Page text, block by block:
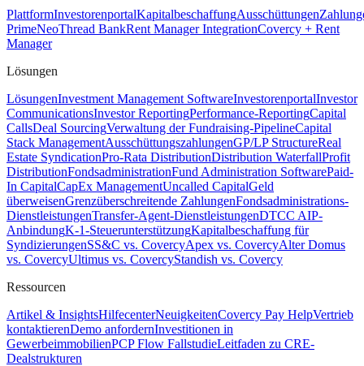
PlattformInvestorenportalKapitalbeschaffungAusschüttungen
PrimeNeoThread BankRent Manager IntegrationCovercy + Rent
Manager
Lösungen
LösungenInvestment Management SoftwareInvestorenportalInvestor
CommunicationsInvestor ReportingPerformance-ReportingCapital
CallsDeal SourcingVerwaltung der Fundraising-PipelineCapital
Stack ManagementAusschüttungszahlungenGP/LP StructureReal
Estate SyndicationPro-Rata DistributionDistribution WaterfallProfit
DistributionFondsadministrationFund Administration SoftwarePaid-
In CapitalCapEx ManagementUncalled CapitalGeld
überweisenGrenzüberschreitende ZahlungenFondsadministrations-
DienstleistungenTransfer-Agent-DienstleistungenDTCC AIP-
AnbindungK-1-SteuerunterstützungKapitalbeschaffung für
SyndizierungenSS&C vs. CovercyApex vs. CovercyAlter Domus
vs. CovercyUltimus vs. CovercyStandish vs. Covercy
Ressourcen
Artikel & InsightsHilfecenterNeuigkeitenCovercy Pay HelpVertrieb
kontaktierenDemo anfordernInvestitionen in
GewerbeimmobilienPCP Flow FallstudieLeitfaden zu CRE-
Dealstrukturen